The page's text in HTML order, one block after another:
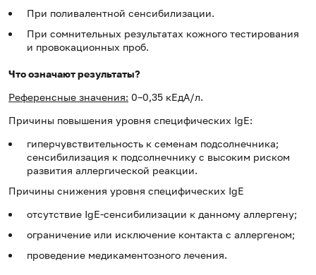
При поливалентной сенсибилизации.
При сомнительных результатах кожного тестирования
и провокационных проб.
Что означают результаты?
Референсные значения: 0–0,35 кЕдА/л.
Причины повышения уровня специфических IgE:
гиперчувствительность к семенам подсолнечника;
сенсибилизация к подсолнечнику с высоким риском
развития аллергической реакции.
Причины снижения уровня специфических IgE
отсутствие IgE-сенсибилизации к данному аллергену;
ограничение или исключение контакта с аллергеном;
проведение медикаментозного лечения.